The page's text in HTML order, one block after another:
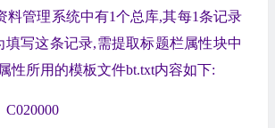
料管理系统中有1个总库,其每1条记录
填写这条记录,需提取标题栏属性块中
性所用的模板文件bt.txt内容如下: